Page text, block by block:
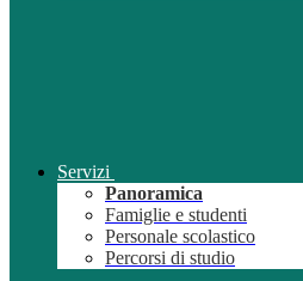
Servizi
Panoramica
Famiglie e studenti
Personale scolastico
Percorsi di studio